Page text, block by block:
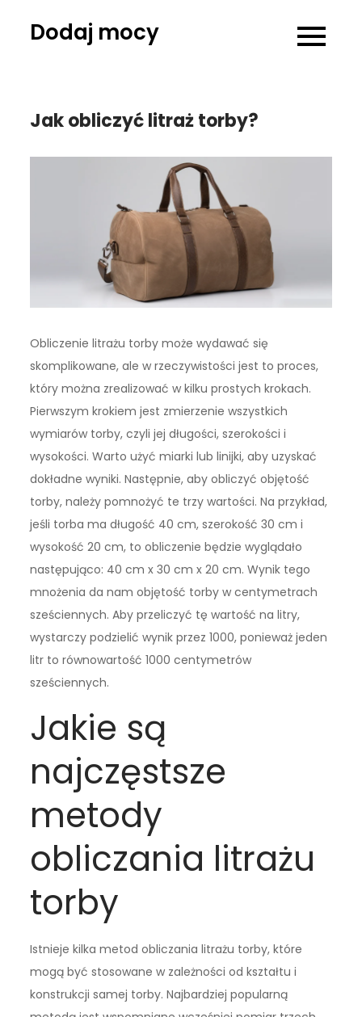
Dodaj mocy
Jak obliczyć litraż torby?
Obliczenie litrażu torby może wydawać się
skomplikowane, ale w rzeczywistości jest to proces,
który można zrealizować w kilku prostych krokach.
Pierwszym krokiem jest zmierzenie wszystkich
wymiarów torby, czyli jej długości, szerokości i
wysokości. Warto użyć miarki lub linijki, aby uzyskać
dokładne wyniki. Następnie, aby obliczyć objętość
torby, należy pomnożyć te trzy wartości. Na przykład,
jeśli torba ma długość 40 cm, szerokość 30 cm i
wysokość 20 cm, to obliczenie będzie wyglądało
następująco: 40 cm x 30 cm x 20 cm. Wynik tego
mnożenia da nam objętość torby w centymetrach
sześciennych. Aby przeliczyć tę wartość na litry,
wystarczy podzielić wynik przez 1000, ponieważ jeden
litr to równowartość 1000 centymetrów
sześciennych.
Jakie są
najczęstsze
metody
obliczania litrażu
torby
Istnieje kilka metod obliczania litrażu torby, które
mogą być stosowane w zależności od kształtu i
konstrukcji samej torby. Najbardziej popularną